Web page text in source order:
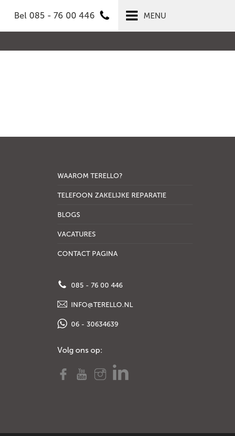
Bel 085 - 76 00 446 MENU
WAAROM TERELLO?
TELEFOON ZAKELIJKE REPARATIE
BLOGS
VACATURES
CONTACT PAGINA
085 - 76 00 446
INFO@TERELLO.NL
06 - 30634639
Volg ons op: